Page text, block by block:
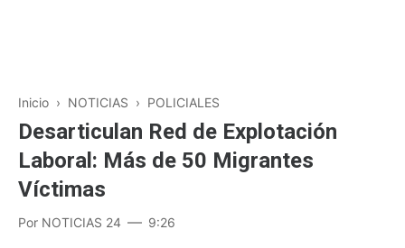
Inicio › NOTICIAS › POLICIALES
Desarticulan Red de Explotación
Laboral: Más de 50 Migrantes
Víctimas
Por NOTICIAS 24 9:26